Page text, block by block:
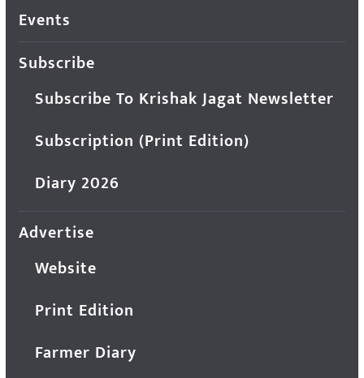
Events
Subscribe
Subscribe To Krishak Jagat Newsletter
Subscription (Print Edition)
Diary 2026
Advertise
Website
Print Edition
Farmer Diary